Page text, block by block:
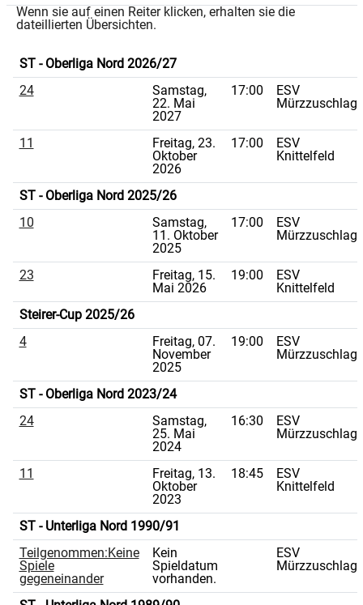
Wenn sie auf einen Reiter klicken, erhalten sie die
dateillierten Übersichten.
ST - Oberliga Nord 2026/27
24
Samstag,
22. Mai
2027
17:00
ESV
Mürzzuschlag
11
Freitag, 23.
Oktober
2026
17:00
ESV
Knittelfeld
ST - Oberliga Nord 2025/26
10
Samstag,
11. Oktober
2025
17:00
ESV
Mürzzuschlag
23
Freitag, 15.
Mai 2026
19:00
ESV
Knittelfeld
Steirer-Cup 2025/26
4
Freitag, 07.
November
2025
19:00
ESV
Mürzzuschlag
ST - Oberliga Nord 2023/24
24
Samstag,
25. Mai
2024
16:30
ESV
Mürzzuschlag
11
Freitag, 13.
Oktober
2023
18:45
ESV
Knittelfeld
ST - Unterliga Nord 1990/91
Teilgenommen:Keine
Spiele
gegeneinander
Kein
Spieldatum
vorhanden.
ESV
Mürzzuschlag